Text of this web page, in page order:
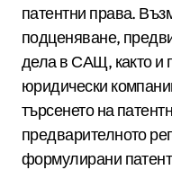
патентни права.
подценяване,
дела в САЩ, както и
юридически
търсенето на
предварителното
формулирани